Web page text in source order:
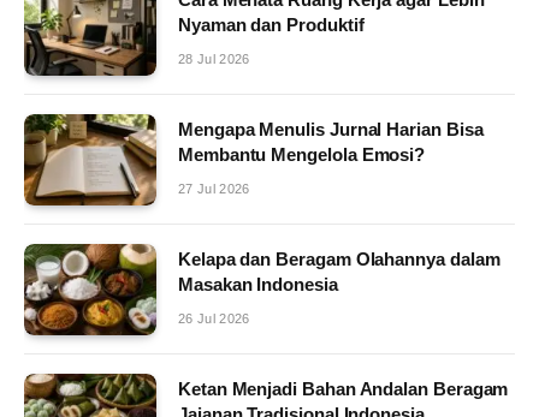
Nyaman dan Produktif
28 Jul 2026
Mengapa Menulis Jurnal Harian Bisa
Membantu Mengelola Emosi?
27 Jul 2026
Kelapa dan Beragam Olahannya dalam
Masakan Indonesia
26 Jul 2026
Ketan Menjadi Bahan Andalan Beragam